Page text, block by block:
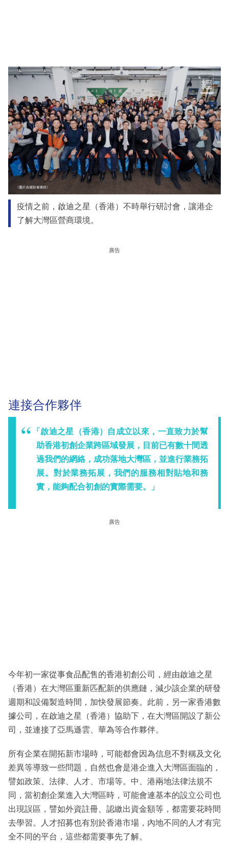
疫情之前，啟迪之星（香港）不時舉行研討會，讓港企
了解大灣區營商環境。
廣告
連接合作夥伴
「啟迪之星（香港）自成立以來，一直致力於幫
助香港初創企業跨區域發展，目前已有數十間透
過我們的網絡，成功落地大灣區，並進行業務拓
展。對於業務拓展，我們的服務相對貼地和務
實，能夠配合初創的實際需要。」
廣告
今年初一家從事食品配售的香港初創公司，經由啟迪之星
（香港）在大灣區重新匹配新的供應鏈，減少該企業的研發
週期和設備製造時間，加快發展節奏。此前，另一家香港數
據公司，在啟迪之星（香港）協助下，在大灣區開設了新公
司，並連接了亞馬遜雲、華為等合作夥伴。
所有企業在開拓新市場時，可能都會因為信息不對稱及文化
差異等導致一些問題，自然也會是港企進入大灣區面臨的，
譬如政策、法律、人才、市場等。中、港兩地法律法規不
同，當初創企業進入大灣區時，可能會連基本的設立公司也
出現誤區，譬如外資註冊、認繳出資金額等，都需要花時間
去學習。人才招募也有別於香港市場，內地不同的人才有完
全不同的平台，這些都需要事先了解。